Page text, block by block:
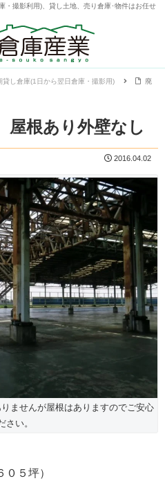
・撮影利用)、貸し土地、売り倉庫･物件はお任せ
し倉庫(1日から翌日倉庫・撮影用)
廃
根あり外壁なし
2016.04.02
ませんが屋根はありますのでご安心
さい。
５坪）